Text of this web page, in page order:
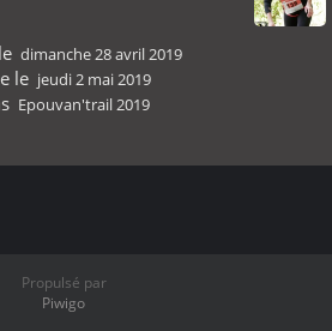
dimanche 28 avril 2019
le jeudi 2 mai 2019
Epouvan'trail 2019
Propulsé par
Piwigo